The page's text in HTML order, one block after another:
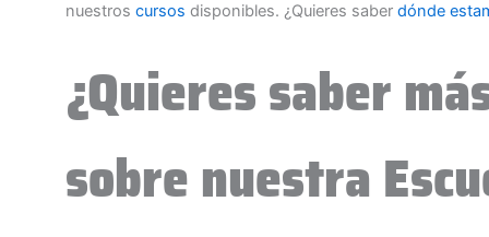
nuestros cursos disponibles. ¿Quieres saber dónde
¿Quieres saber
sobre nuestra